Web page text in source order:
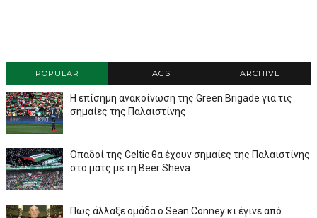
POPULAR TAGS ARCHIVE
Η επίσημη ανακοίνωση της Green Brigade για τις
σημαίες της Παλαιστίνης
Οπαδοί της Celtic θα έχουν σημαίες της Παλαιστίνης
στο ματς με τη Beer Sheva
Πως άλλαξε ομάδα ο Sean Conney κι έγινε από